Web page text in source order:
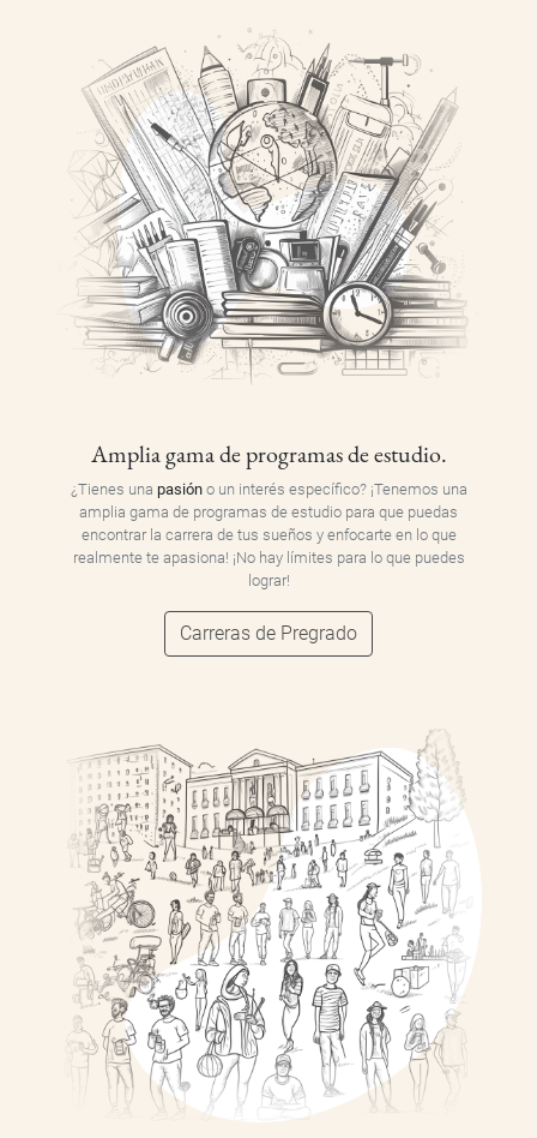
Amplia gama de programas de estudio.
¿Tienes una pasióno un interés específico? ¡Tenemos una
amplia gama de programas de estudio para que puedas
encontrar la carrera de tus sueños y enfocarte en lo que
realmente te apasiona! ¡No hay límites para lo que puedes
lograr!
Carreras de Pregrado